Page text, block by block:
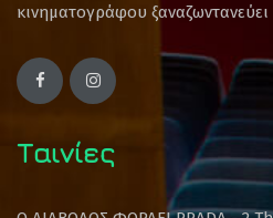
κινηματογράφου ξαναζωντανεύει
Ταινίες